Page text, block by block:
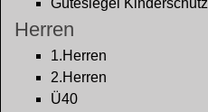
Gütesiegel Kinderschutz
Herren
1.Herren
2.Herren
Ü40